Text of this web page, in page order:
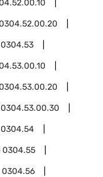
0304.53
0304.53.00.30
0304.54
0304.55
0304.56